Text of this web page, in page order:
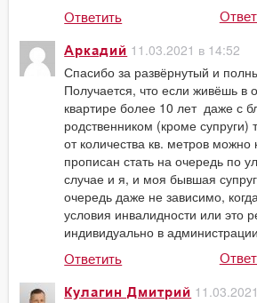
Ответить
Аркадий 11.03.2021 в 14:52
Спасибо за развёрнутый и
Получается, что если живёшь в
квартире более 10 лет даже с
родственником (кроме супруги)
от количества кв. метров можно
прописан стать на очередь по
случае и я, и моя бывшая
очередь даже не зависимо,
условия инвалидности или это
индивидуально в
Ответить
Кулагин Дмитрий